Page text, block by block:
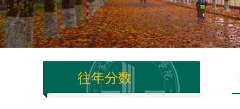
往年分数